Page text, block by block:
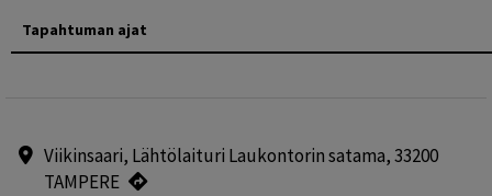
Tapahtuman ajat
Viikinsaari, Lähtölaituri Laukontorin satama, 33200
TAMPERE